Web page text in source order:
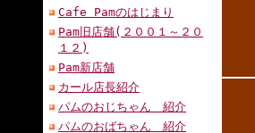
Cafe Pamのはじまり
Pam旧店舗(２００１～２０
１２)
Pam新店舗
カール店長紹介
パムのおじちゃん 紹介
パムのおばちゃん 紹介